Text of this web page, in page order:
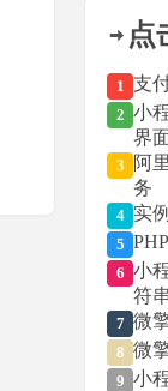
点
1 支
2 小
界
3
阿
务
4 实
5
6 小
符
7 微
8 微
9 小